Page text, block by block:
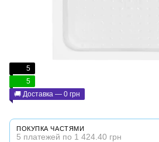
5
5
🚚 Доставка — 0 грн
ПОКУПКА ЧАСТЯМИ
5 платежей по 1 424.40 грн